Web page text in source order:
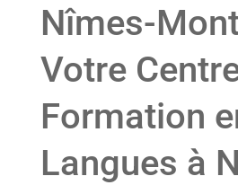
Nîmes-
Votre
Formation
Langues à